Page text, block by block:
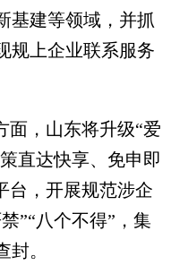
基建等领域，并抓
规上企业联系服务
，山东将升级“爱
直达快享、免申即
台，开展规范涉企
”“八个不得”，集
。